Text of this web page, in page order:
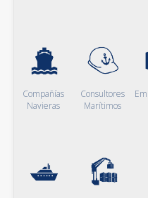
Compañías
Navieras
Consultores
Marítimos